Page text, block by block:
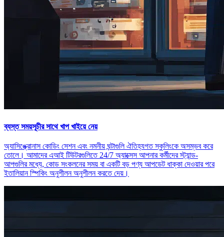
ব্যস্ত সময়সূচীর সাথে খাপ খাইয়ে নেয়
অ্যাসিঙ্ক্রোনাস কোডিং সেশন এবং নমনীয় ঘন্টাগুলি ঐতিহ্যগত স্কুলিংকে অসম্ভব করে
তোলে। আমাদের এআই টিউটরগুলিতে 24/7 অ্যাক্সেস আপনার কর্মীদের স্ট্যান্ড-
আপগুলির মধ্যে, কোড সংকলনের সময় বা একটি বড় পণ্য আপডেট ধাক্কা দেওয়ার পরে
ইতালিয়ান স্পিকিং অনুশীলন অনুশীলন করতে দেয়।